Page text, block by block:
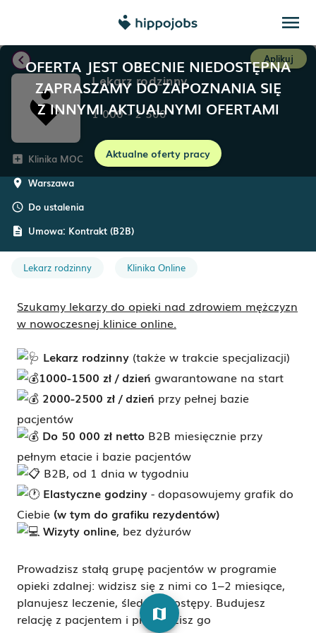
menu
OFERTA JEST OBECNIE NIEDOSTĘPNA
ZAPRASZAMY DO ZAPOZNANIA SIĘ
Z INNYMI AKTUALNYMI OFERTAMI
Aktualne oferty pracy
chevron_left Aplikuj
Lekarz rodzinny
1 000- 2 500
add_box Klinika MOC
room Warszawa
schedule Do ustalenia
description Umowa: Kontrakt (B2B)
Lekarz rodzinny Klinika Online
Szukamy lekarzy do opieki nad zdrowiem mężczyzn
w nowoczesnej klinice online.
Lekarz rodzinny (także w trakcie specjalizacji)
1000-1500 zł / dzień gwarantowane na start
2000-2500 zł / dzień przy pełnej bazie
pacjentów
Do 50 000 zł netto B2B miesięcznie przy
pełnym etacie i bazie pacjentów
B2B, od 1 dnia w tygodniu
Elastyczne godziny - dopasowujemy grafik do
Ciebie (w tym do grafiku rezydentów)
Wizyty online, bez dyżurów
Prowadzisz stałą grupę pacjentów w programie
opieki zdalnej: widzisz się z nimi co 1–2 miesiące,
planujesz leczenie, śledzisz postępy. Budujesz
relację z pacjentem i prowadzisz go
map